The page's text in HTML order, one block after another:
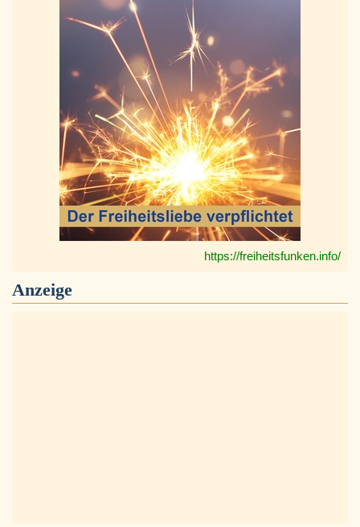
https://freiheitsfunken.info/
Anzeige